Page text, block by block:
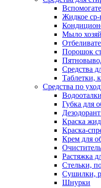
Жидкое ср-
Мыло
Порошок
Средства
Таблетки,
Средства по
Губка для
Краска
Краска-
Крем для
Растяжка
Стельки,
Сушилки,
Шнурки